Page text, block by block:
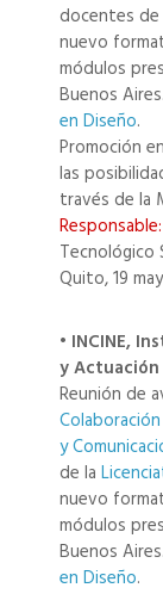
docentes
nuevo
módulos
Buenos
en Diseño.
Promoción
las
través de la
Responsable:
Quito, 19
• INCINE,
y
Reunión de
y
de la
nuevo
módulos
Buenos
en Diseño.